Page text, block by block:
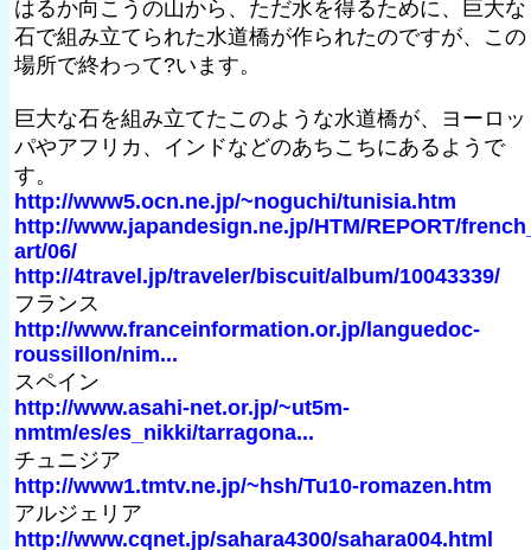
はるか向こうの山から、ただ水を得るために、巨大な
石で組み立てられた水道橋が作られたのですが、この
場所で終わって?います。
巨大な石を組み立てたこのような水道橋が、ヨーロッ
パやアフリカ、インドなどのあちこちにあるようで
す。
http://www5.ocn.ne.jp/~noguchi/tunisia.htm
http://www.japandesign.ne.jp/HTM/REPORT/
art/06/
http://4travel.jp/traveler/biscuit/album/10043339/
フランス
http://www.franceinformation.or.jp/languedoc-
roussillon/nim...
スペイン
http://www.asahi-net.or.jp/~ut5m-
nmtm/es/es_nikki/tarragona...
チュニジア
http://www1.tmtv.ne.jp/~hsh/Tu10-romazen.htm
アルジェリア
http://www.cqnet.jp/sahara4300/sahara004.html